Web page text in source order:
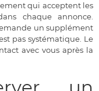
qui acceptent les
chaque annonce.
un supplément
pas systématique. Le
avec vous après la